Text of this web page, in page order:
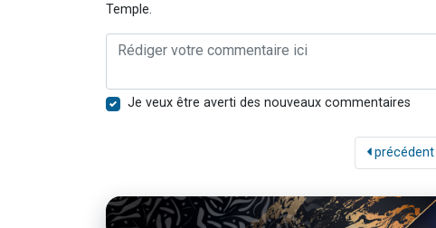
Temple.
Je veux être averti des nouveaux commentaires
précédent